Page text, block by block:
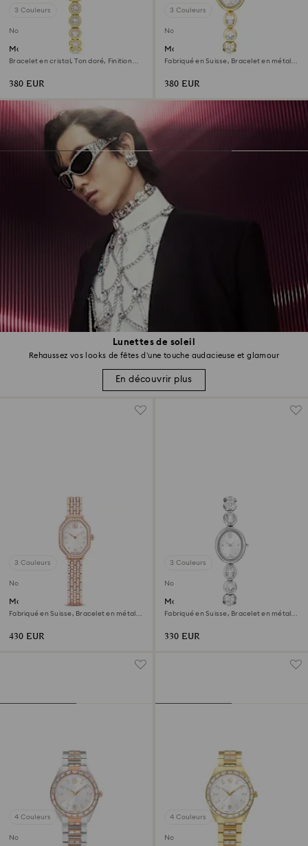
Lunettes de soleil
Rehaussez vos looks de fêtes d’une touche audacieuse et glamour
En découvrir plus
3 Couleurs
Nouveau
Montre Una Angelic
Bracelet en cristal, Ton doré, Finition
380 EUR
3 Couleurs
Nouveau
Montre Imber oval
Fabriqué en Suisse, Bracelet en métal,
380 EUR
3 Couleurs
Nouveau
Montre Dextera octagon
Fabriqué en Suisse, Bracelet en métal,
430 EUR
3 Couleurs
Nouveau
Montre Imber oval
Fabriqué en Suisse, Bracelet en métal,
330 EUR
4 Couleurs
Nouveau
4 Couleurs
Nouveau